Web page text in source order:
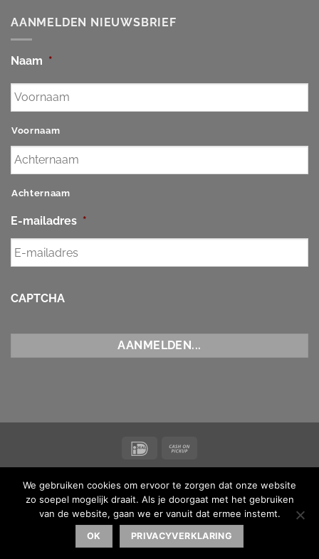
AANMELDEN NIEUWSBRIEF
Naam *
Voornaam
Achternaam
E-mailadres *
CAPTCHA
IDeal
Pickup
Copyright 2026 ©Koi Maas & Waal| BTW-nummer
NL001873238B16 |
Made with ♥ by
MediaMen | Powered by
We gebruiken cookies om ervoor te zorgen dat onze website
zo soepel mogelijk draait. Als je doorgaat met het gebruiken
van de website, gaan we er vanuit dat ermee instemt.
OK PRIVACYVERKLARING